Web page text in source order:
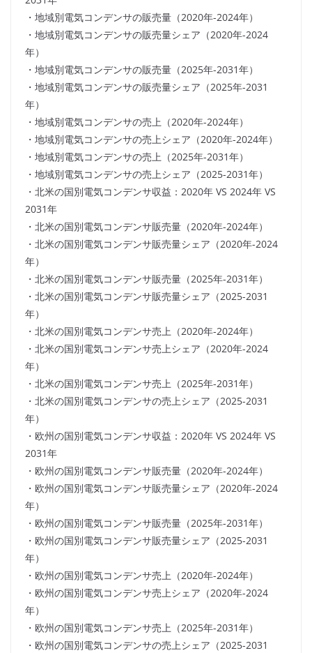
・地域別電気コンデンサの販売量（2020年-2024年）
・地域別電気コンデンサの販売量シェア（2020年-2024
年）
・地域別電気コンデンサの販売量（2025年-2031年）
・地域別電気コンデンサの販売量シェア（2025年-2031
年）
・地域別電気コンデンサの売上（2020年-2024年）
・地域別電気コンデンサの売上シェア（2020年-2024年）
・地域別電気コンデンサの売上（2025年-2031年）
・地域別電気コンデンサの売上シェア（2025-2031年）
・北米の国別電気コンデンサ収益：2020年 VS 2024年 VS
2031年
・北米の国別電気コンデンサ販売量（2020年-2024年）
・北米の国別電気コンデンサ販売量シェア（2020年-2024
年）
・北米の国別電気コンデンサ販売量（2025年-2031年）
・北米の国別電気コンデンサ販売量シェア（2025-2031
年）
・北米の国別電気コンデンサ売上（2020年-2024年）
・北米の国別電気コンデンサ売上シェア（2020年-2024
年）
・北米の国別電気コンデンサ売上（2025年-2031年）
・北米の国別電気コンデンサの売上シェア（2025-2031
年）
・欧州の国別電気コンデンサ収益：2020年 VS 2024年 VS
2031年
・欧州の国別電気コンデンサ販売量（2020年-2024年）
・欧州の国別電気コンデンサ販売量シェア（2020年-2024
年）
・欧州の国別電気コンデンサ販売量（2025年-2031年）
・欧州の国別電気コンデンサ販売量シェア（2025-2031
年）
・欧州の国別電気コンデンサ売上（2020年-2024年）
・欧州の国別電気コンデンサ売上シェア（2020年-2024
年）
・欧州の国別電気コンデンサ売上（2025年-2031年）
・欧州の国別電気コンデンサの売上シェア（2025-2031